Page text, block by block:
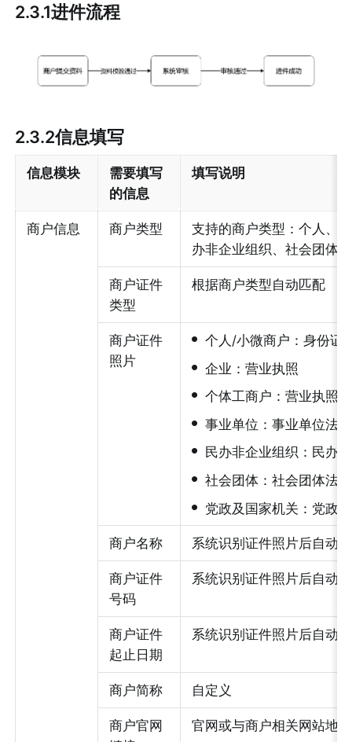
2.3.1进件流程
2.3.2信息填写
信息模块
需要填写
的信息
填写说明
商户信息 商户类型
支持的商户类型：个人、
办非企业组织、社会团体
商户证件
类型
根据商户类型自动匹配
商户证件
照片
• 个人/小微商户：身份证
• 企业：营业执照
• 个体工商户：营业执照
• 事业单位：事业单位法
• 民办非企业组织：民办
• 社会团体：社会团体法
• 党政及国家机关：党政
商户名称 系统识别证件照片后自动
商户证件
号码
系统识别证件照片后自动
商户证件
起止日期
系统识别证件照片后自动
商户简称 自定义
商户官网
官网或与商户相关网站地址